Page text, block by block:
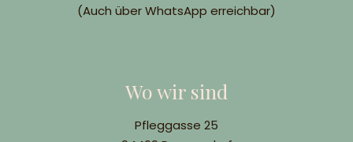
(Auch über WhatsApp erreichbar)
Wo wir sind
Pfleggasse 25